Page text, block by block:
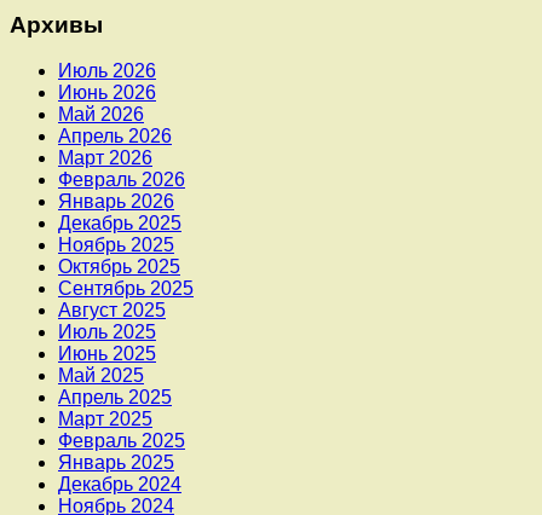
Архивы
Июль 2026
Июнь 2026
Май 2026
Апрель 2026
Март 2026
Февраль 2026
Январь 2026
Декабрь 2025
Ноябрь 2025
Октябрь 2025
Сентябрь 2025
Август 2025
Июль 2025
Июнь 2025
Май 2025
Апрель 2025
Март 2025
Февраль 2025
Январь 2025
Декабрь 2024
Ноябрь 2024